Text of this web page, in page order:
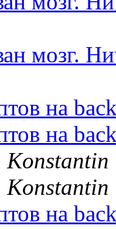
мозг.
на
на
Konstantin
Konstantin
на